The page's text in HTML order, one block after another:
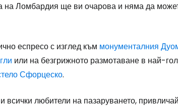
на Ломбардия ще ви очарова и няма да
еспресо с изглед към монументалния
или на безгрижното размотаване в най-
Сфорцеско.
любители на пазаруването,
общност на туристите
Продължете с